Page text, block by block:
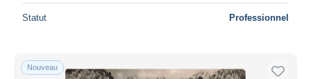
Statut Professionnel
Nouveau